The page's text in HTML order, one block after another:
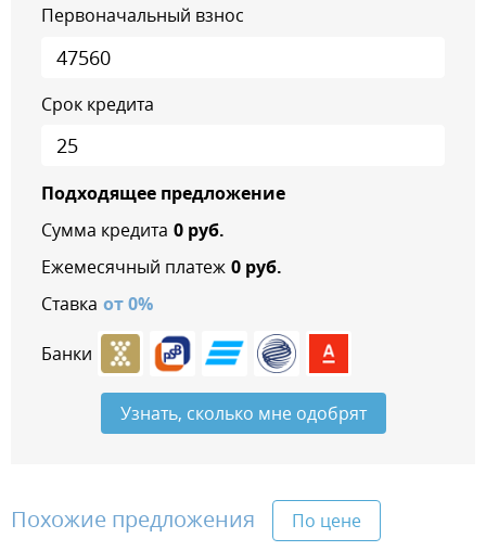
Первоначальный взнос
Срок кредита
Подходящее предложение
Сумма кредита 0руб.
Ежемесячный платеж 0руб.
Ставка от0%
Банки
Узнать, сколько мне одобрят
Похожие предложения По цене